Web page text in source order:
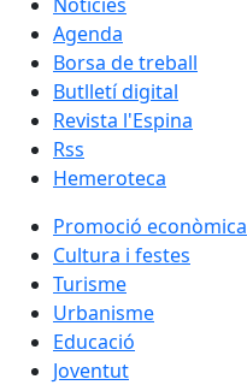
Agenda
Borsa de treball
Butlletí digital
Revista l'Espina
Rss
Hemeroteca
Promoció econòmica
Cultura i festes
Turisme
Urbanisme
Educació
Joventut